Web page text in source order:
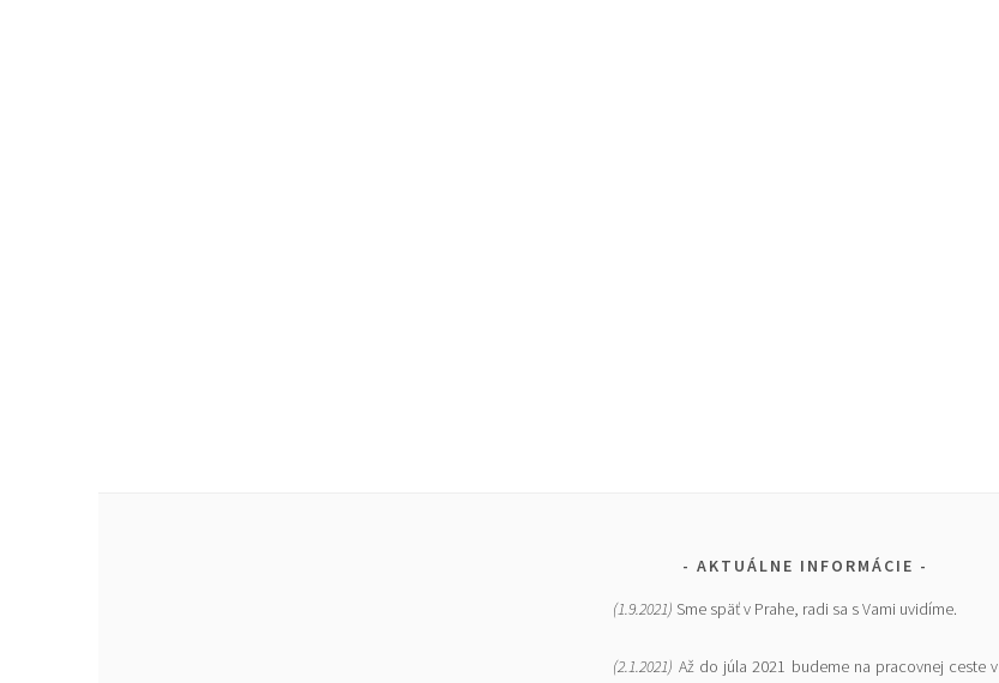
AKTUÁLNE INFORMÁCIE
(1.9.2021) Sme späť v Prahe, radi sa s Vami uvidíme.
(2.1.2021) Až do júla 2021 budeme na pracovnej ceste v